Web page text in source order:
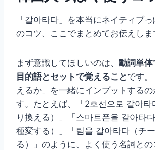
「갈아타다」を本当にネイティブ
のコツ、ここでまとめてお伝えしま
まず意識してほしいのは、 動詞単体
目的語とセットで覚えること です
えるか」を一緒にインプットする
す。たとえば、「2호선으로 갈아타
り換える）」「스마트폰을 갈아타
種変する）」「팀을 갈아타다（チ
る）」のように、よく使う名詞との